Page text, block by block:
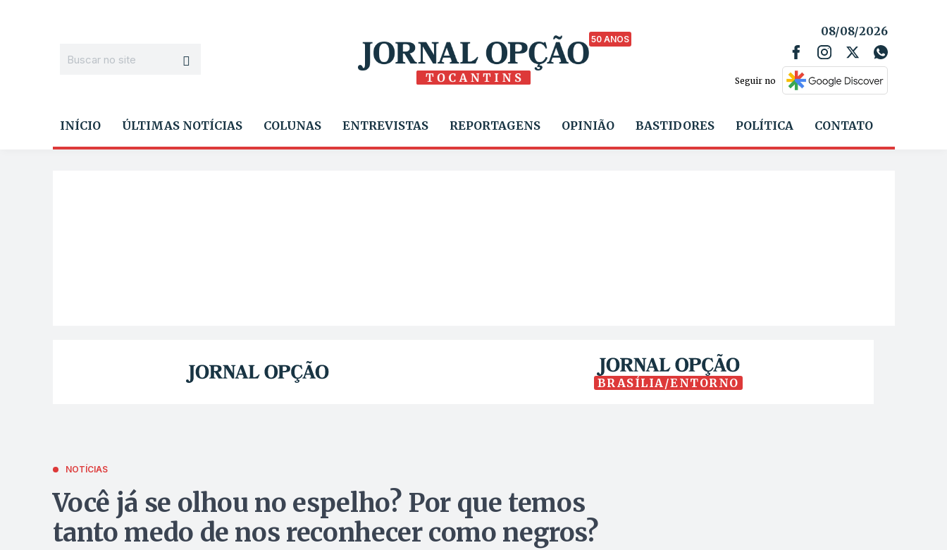
50 ANOS
08/08/2026
Seguir no
INÍCIO ÚLTIMAS NOTÍCIAS COLUNAS ENTREVISTAS REPORTAGENS OPINIÃO BASTIDORES POLÍTICA CONTATO
BRASÍLIA/ENTORNO
NOTÍCIAS
Você já se olhou no espelho? Por que temos
tanto medo de nos reconhecer como negros?